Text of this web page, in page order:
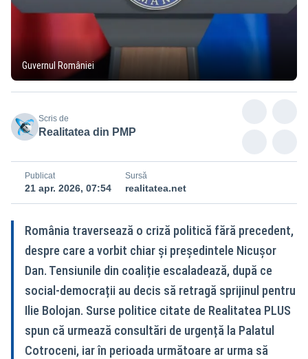
Guvernul României
Scris de
Realitatea din PMP
Publicat
21 apr. 2026, 07:54
Sursă
realitatea.net
România traversează o criză politică fără precedent,
despre care a vorbit chiar și președintele Nicușor
Dan. Tensiunile din coaliție escaladează, după ce
social-democrații au decis să retragă sprijinul pentru
Ilie Bolojan. Surse politice citate de Realitatea PLUS
spun că urmează consultări de urgență la Palatul
Cotroceni, iar în perioada următoare ar urma să